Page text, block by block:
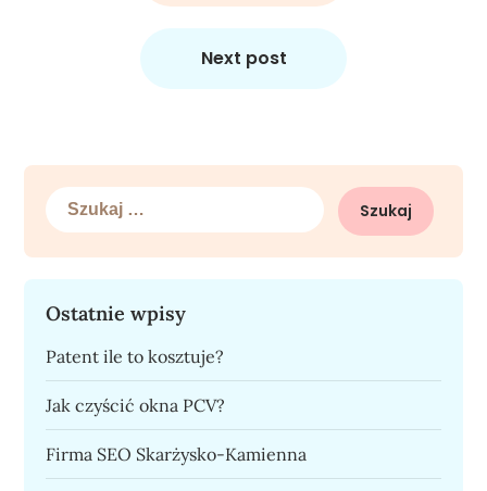
Next post
Szukaj:
Ostatnie wpisy
Patent ile to kosztuje?
Jak czyścić okna PCV?
Firma SEO Skarżysko-Kamienna